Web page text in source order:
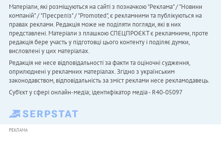
Матеріали, які розміщуються на сайті з позначкою "Реклама" / "Новини
компаній" / "Пресреліз" / "Promoted", є рекламними та публікуються на
правах реклами. Редакція може не поділяти погляди, які в них
представлені. Матеріали з плашкою СПЕЦПРОЄКТ є рекламними, проте
редакція бере участь у підготовці цього контенту і поділяє думки,
висловлені у цих матеріалах.
Редакція не несе відповідальності за факти та оціночні судження,
оприлюднені у рекламних матеріалах. Згідно з українським
законодавством, відповідальність за зміст реклами несе рекламодавець.
Cуб'єкт у сфері онлайн-медіа; ідентифікатор медіа - R40-05097
РЕКЛАМА